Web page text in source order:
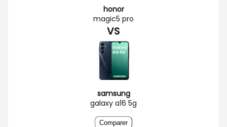
honor
magic5 pro
VS
samsung
galaxy a16 5g
Comparer